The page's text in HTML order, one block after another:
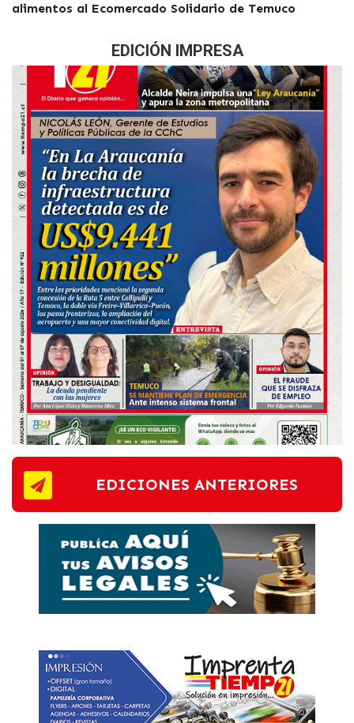
alimentos al Ecomercado Solidario de Temuco
EDICIÓN IMPRESA
EDICIONES ANTERIORES